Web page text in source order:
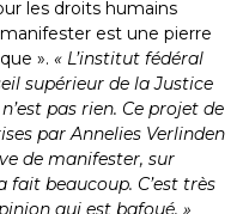
les droits humains
est une pierre
». « L’institut fédéral
supérieur de la Justice
pas rien. Ce projet de
par Annelies Verlinden
de manifester, sur
beaucoup. C’est très
qui est bafoué. »